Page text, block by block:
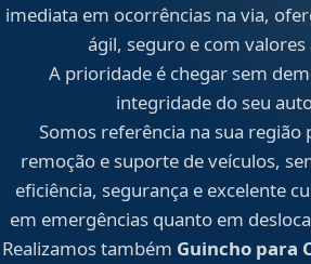
imediata em ocorrências na via,
ágil, seguro e com valores
A prioridade é chegar sem
integridade do seu
Somos referência na sua região
remoção e suporte de veículos,
eficiência, segurança e excelente
em emergências quanto em
Realizamos também Guincho para